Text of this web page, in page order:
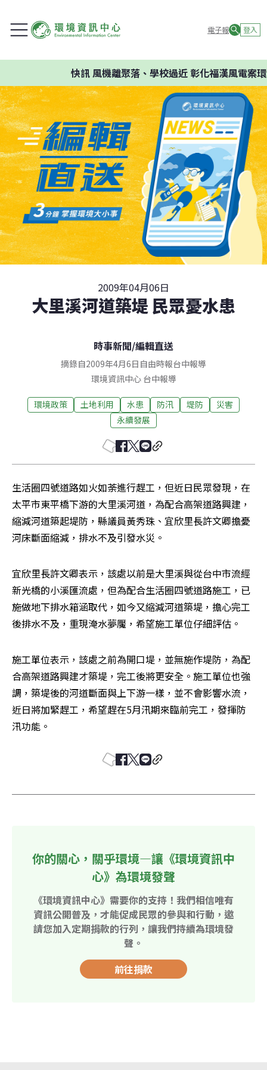
電子報 登入
快訊風機離聚落、學校過近 彰化福漢風電案環
2009年04月06日
大里溪河道築堤 民眾憂水患
時事新聞/編輯直送
摘錄自2009年4月6日自由時報台中報導
環境資訊中心 台中報導
環境政策 土地利用 水患 防汛 堤防
災害
永續發展
生活圈四號道路如火如荼進行趕工，但近日民眾發現，在
太平市東平橋下游的大里溪河道，為配合高架道路興建，
縮減河道築起堤防，縣議員黃秀珠、宜欣里長許文卿擔憂
河床斷面縮減，排水不及引發水災。
宜欣里長許文卿表示，該處以前是大里溪與從台中市流經
新光橋的小溪匯流處，但為配合生活圈四號道路施工，已
施做地下排水箱涵取代，如今又縮減河道築堤，擔心完工
後排水不及，重現淹水夢魘，希望施工單位仔細評估。
施工單位表示，該處之前為開口堤，並無施作堤防，為配
合高架道路興建才築堤，完工後將更安全。施工單位也強
調，築堤後的河道斷面與上下游一樣，並不會影響水流，
近日將加緊趕工，希望趕在5月汛期來臨前完工，發揮防
汛功能。
你的關心，關乎環境—讓《環境資訊中
心》為環境發聲
《環境資訊中心》需要你的支持！我們相信唯有
資訊公開普及，才能促成民眾的參與和行動，邀
請您加入定期捐款的行列，讓我們持續為環境發
聲。
前往捐款